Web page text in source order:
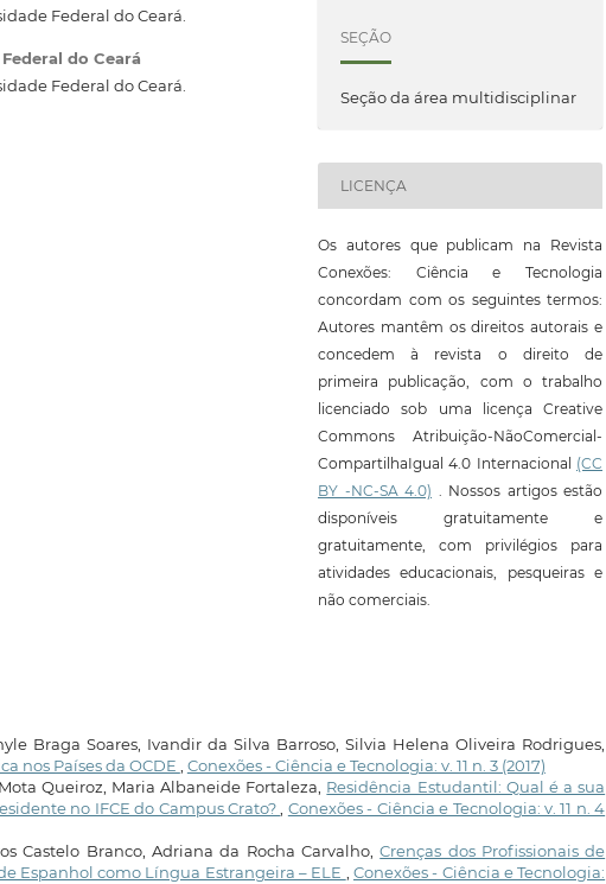
Federal do Ceará.
do Ceará
Federal do Ceará.
SEÇÃO
Seção da área multidisciplinar
LICENÇA
Os autores que publicam na Revista
Conexões: Ciência e Tecnologia
concordam com os seguintes termos:
Autores mantêm os direitos autorais e
concedem à revista o direito de
primeira publicação, com o trabalho
licenciado sob uma licença Creative
Commons Atribuição-NãoComercial-
CompartilhaIgual 4.0 Internacional (CC
BY -NC-SA 4.0) . Nossos artigos estão
disponíveis gratuitamente e
gratuitamente, com privilégios para
atividades educacionais, pesqueiras e
não comerciais.
Braga Soares, Ivandir da Silva Barroso, Silvia Helena Oliveira Rodrigues,
nos Países da OCDE , Conexões - Ciência e Tecnologia: v. 11 n. 3 (2017)
Queiroz, Maria Albaneide Fortaleza, Residência Estudantil: Qual é a sua
no IFCE do Campus Crato?, Conexões - Ciência e Tecnologia: v. 11 n. 4
Castelo Branco, Adriana da Rocha Carvalho,Crenças dos Profissionais de
Espanhol como Língua Estrangeira – ELE , Conexões - Ciência e Tecnologia: